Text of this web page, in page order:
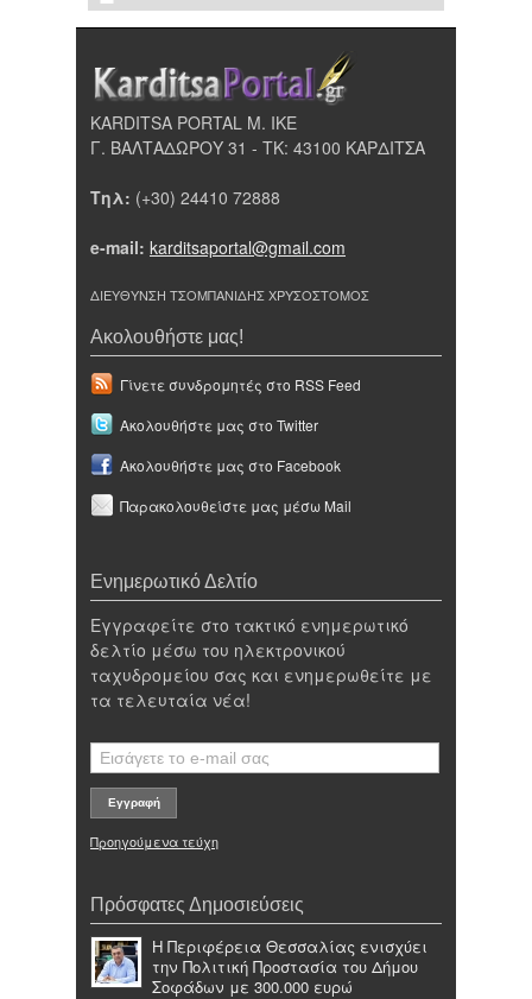
KARDITSA PORTAL Μ. ΙΚΕ
Γ. ΒΑΛΤΑΔΩΡΟΥ 31 - ΤΚ: 43100 ΚΑΡΔΙΤΣΑ
Τηλ: (+30) 24410 72888
e-mail: karditsaportal@gmail.com
ΔΙΕΥΘΥΝΣΗ ΤΣΟΜΠΑΝΙΔΗΣ ΧΡΥΣΟΣΤΟΜΟΣ
Ακολουθήστε μας!
Γίνετε συνδρομητές στο RSS Feed
Ακολουθήστε μας στο Twitter
Ακολουθήστε μας στο Facebook
Παρακολουθείστε μας μέσω Mail
Ενημερωτικό Δελτίο
Εγγραφείτε στο τακτικό ενημερωτικό
δελτίο μέσω του ηλεκτρονικού
ταχυδρομείου σας και ενημερωθείτε με
τα τελευταία νέα!
Προηγούμενα τεύχη
Πρόσφατες Δημοσιεύσεις
Η Περιφέρεια Θεσσαλίας ενισχύει
την Πολιτική Προστασία του Δήμου
Σοφάδων με 300.000 ευρώ